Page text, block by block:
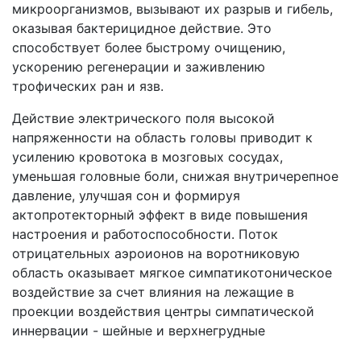
микроорганизмов, вызывают их разрыв и гибель,
оказывая бактерицидное действие. Это
способствует более быстрому очищению,
ускорению регенерации и заживлению
трофических ран и язв.
Действие электрического поля высокой
напряженности на область головы приводит к
усилению кровотока в мозговых сосудах,
уменьшая головные боли, снижая внутричерепное
давление, улучшая сон и формируя
актопротекторный эффект в виде повышения
настроения и работоспособности. Поток
отрицательных аэроионов на воротниковую
область оказывает мягкое симпатикотоническое
воздействие за счет влияния на лежащие в
проекции воздействия центры симпатической
иннервации - шейные и верхнегрудные